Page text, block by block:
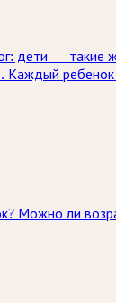
дети —
Можно ли